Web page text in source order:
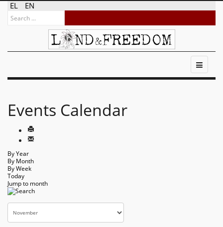
EL EN
Events Calendar
By Year
By Month
By Week
Today
Jump to month